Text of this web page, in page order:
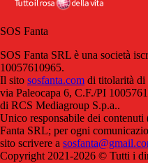
SOS Fanta
SOS Fanta SRL è una società
10057610965.
Il sito sosfanta.com di titolarità di
via Paleocapa 6, C.F./PI
di RCS Mediagroup S.p.a..
Unico responsabile dei
Fanta SRL; per ogni
sito scrivere a
Copyright 2021-2026 © Tutti i